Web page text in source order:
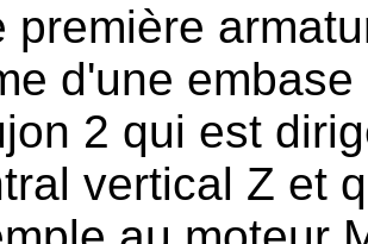
première
d'une
2 qui est
vertical Z et